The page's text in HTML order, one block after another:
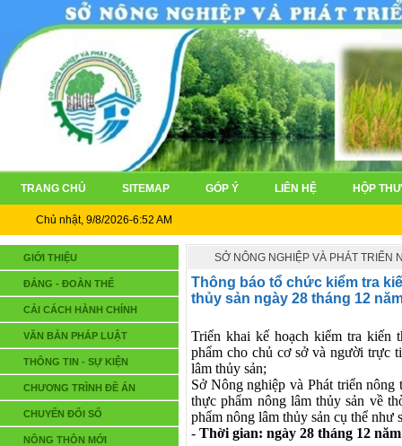
TRANG CHỦ SITEMAP GÓP Ý LIÊN HỆ HỘP
Chủ nhật, 9/8/2026-6:52 AM
GIỚI THIỆU
ĐẢNG - ĐOÀN THỂ
CẢI CÁCH HÀNH CHÍNH
VĂN BẢN PHÁP LUẬT
THÔNG TIN - SỰ KIỆN
CHƯƠNG TRÌNH ĐỀ ÁN
CHUYỂN ĐỔI SỐ
NÔNG THÔN MỚI
SỞ NÔNG NGHIỆP VÀ PHÁT TRIỂN
Thông báo tổ chức kiểm tra
thủy sản ngày 28 tháng 12
Triển khai kế hoạch kiểm tra kiến
phẩm cho chủ cơ sở và người trực
lâm thủy sản;
Sở Nông nghiệp và Phát triển nông
thực phẩm nông lâm thủy sản về
phẩm nông lâm thủy sản cụ thể như
- Thời gian: ngày 28 tháng 12